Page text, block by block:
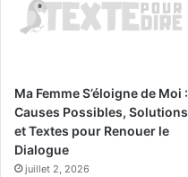
Ma Femme S’éloigne de Moi :
Causes Possibles, Solutions
et Textes pour Renouer le
Dialogue
juillet 2, 2026